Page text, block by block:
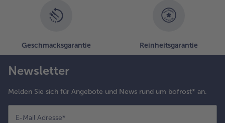
Geschmacksgarantie Reinheitsgarantie
Newsletter
Melden Sie sich für Angebote und News rund um bofrost* an.
E-Mail Adresse*